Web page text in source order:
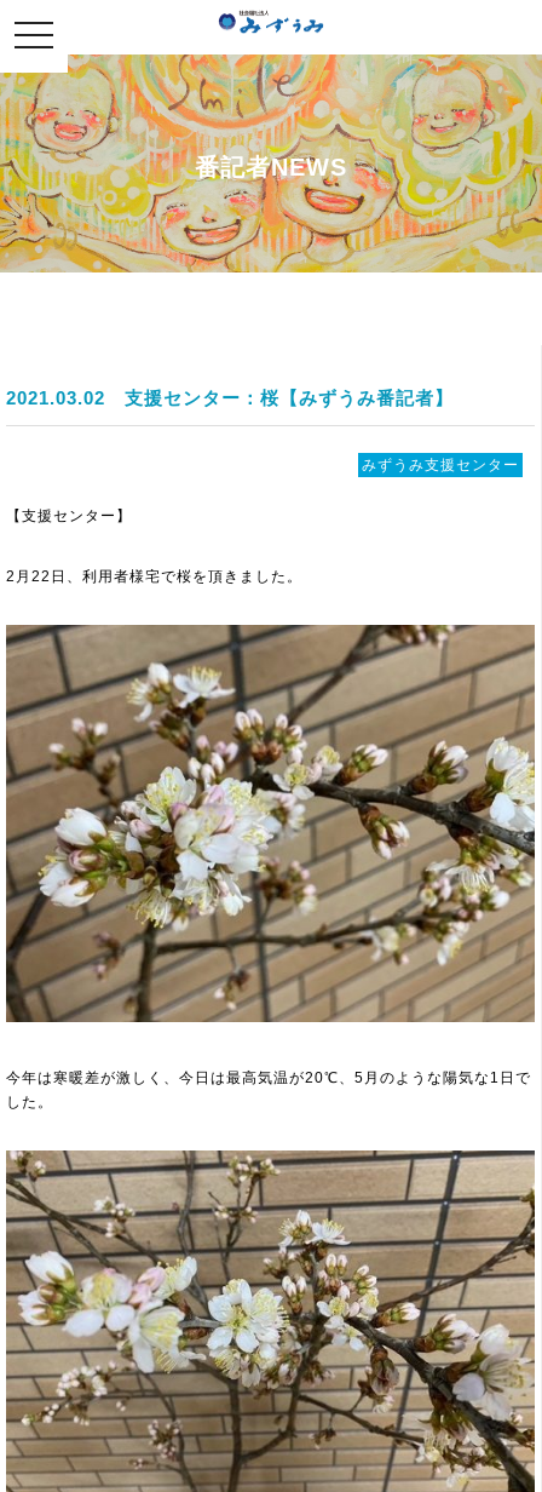
toggle
navigation
番記者NEWS
2021.03.02 支援センター：桜【みずうみ番記者】
みずうみ支援センター
【支援センター】
2月22日、利用者様宅で桜を頂きました。
今年は寒暖差が激しく、今日は最高気温が20℃、5月のような陽気な1日で
した。